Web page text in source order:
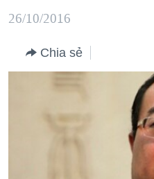
điều
hướng
chính
DIỄN ĐÀN
MỤC
NGƯỜI VIỆT HẢI NGOẠI
CHUYÊN ĐỀ
CHIẾN TRANH THƯƠNG
HÀNH TRÌNH BẦU CỬ 2024
MỘT NĂM CHIẾN TRANH
26/10/2016
Chia sẻ